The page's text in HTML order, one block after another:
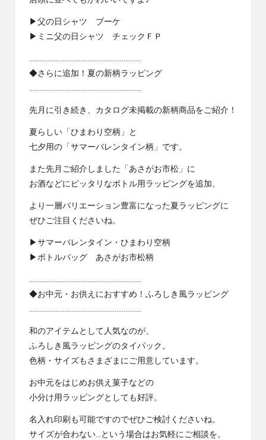
▶父の日シャツ ブーケ
▶ミニ父の日シャツ チェックＦＰ
………………………………………………………
◆さらに追加！夏の新柄ラッピング
………………………………………………………
先月に引き続き、カタログ未掲載の新柄商品をご紹介！
夏らしい「ひまわり空柄」と
七夕用の「サマーバレンタイン柄」です。
また先月ご紹介しました「あさがお市松」に
お酒などにピッタリなボトル用ラッピングを追加。
より一層バリエーション豊富になった夏ラッピングに
ぜひご注目くださいね。
▶サマーバレンタイン・ひまわり空柄
▶ボトルバッグ あさがお市松柄
………………………………………………………
◆お中元・お供えにおすすめ！ふろしき風ラッピング
………………………………………………………
和のアイテムとして人気なのが、
ふろしき風ラッピングのタイパック。
色柄・サイズもさまざまにご用意しています。
お中元をはじめお供え菓子などの
小分け用ラッピングとしても好評。
名入れ印刷も可能ですのでぜひご検討くださいね。
サイズが合わない…という場合はお気軽にご相談を。